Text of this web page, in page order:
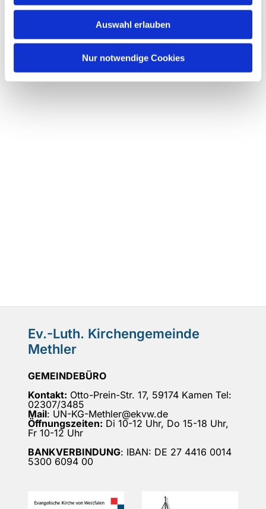
Auswahl erlauben
Nur notwendige Cookies
Ev.-Luth. Kirchengemeinde
Methler
GEMEINDEBÜRO
Kontakt: Otto-Prein-Str. 17, 59174 Kamen Tel:
02307/3485
Mail: UN-KG-Methler@ekvw.de
Öffnungszeiten: Di 10-12 Uhr, Do 15-18 Uhr,
Fr 10-12 Uhr
BANKVERBINDUNG: IBAN: DE 27 4416 0014
5300 6094 00